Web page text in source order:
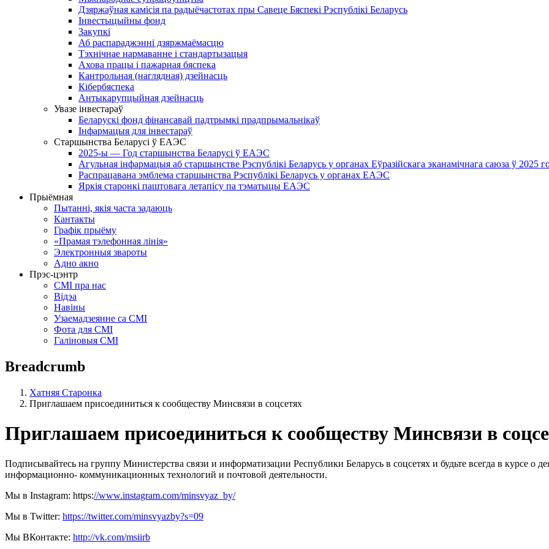
Дзяржаўная камісія па радыёчастотах пры Савеце Бяспекі Рэспублікі Беларусь
Інвестыцыйны фонд
Закупкі
Аб распараджэнні дзяржмаёмасцю
Тэхнічнае нармаванне і стандартызацыя
Ахова працы і пажарная бяспека
Кантрольная (наглядная) дзейнасць
Кібербяспека
Антыкарупцыйная дзейнасць
Увазе інвестараў
Беларускі фонд фінансавай падтрымкі прадпрымальнікаў
Інфармацыя для інвестараў
Старшынства Беларусі ў ЕАЭС
2025-ы — Год старшынства Беларусі ў ЕАЭС
Агульная інфармацыя аб старшынстве Рэспублікі Беларусь у органах Еўразійскага эканамічнага саюза ў 2025
Распрацавана эмблема старшынства Рэспублікі Беларусь у органах ЕАЭС
Яркія старонкі паштовага летапісу па тэматыцы ЕАЭС
Прыёмная
Пытанні, якія часта задаюць
Кантакты
Графік прыёму
«Прамая тэлефонная лінія»
Электронныя звароты
Адно акно
Прэс-цэнтр
СМІ пра нас
Відэа
Навіны
Узаемадзеянне са СМІ
Фота для СМІ
Галіновыя СМІ
Breadcrumb
Хатняя Старонка
Приглашаем присоединиться к сообществу Минсвязи в соцсетях
Приглашаем присоединиться к сообществу Минсвязи в
Подписывайтесь на группу Министерства связи и информатизации Республики Беларусь в соцсетях и будьте всегда в курсе о
информационно- коммуникационных технологий и почтовой деятельности.
Мы в Instagram: https://www.instagram.com/minsvyaz_by/
Мы в Twitter: https://twitter.com/minsvyazby?s=09
Мы ВКонтакте: http://vk.com/msiirb